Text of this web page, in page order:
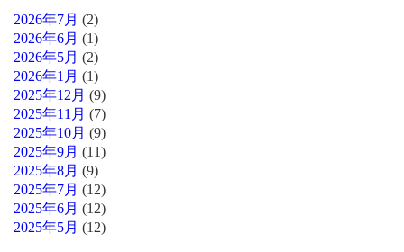
2026年7月 (2)
2026年6月 (1)
2026年5月 (2)
2026年1月 (1)
2025年12月 (9)
2025年11月 (7)
2025年10月 (9)
2025年9月 (11)
2025年8月 (9)
2025年7月 (12)
2025年6月 (12)
2025年5月 (12)